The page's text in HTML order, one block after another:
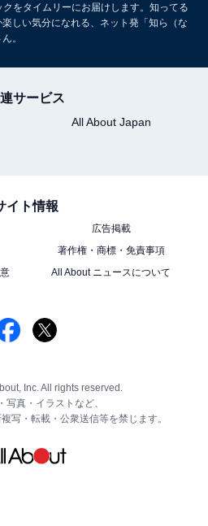
をタイムリーにお届けします。知ってる
しい気分になれる、ネット発「知ら（な
。
サービス
All About Japan
イト情報
広告掲載
著作権・商標・免責事項
All About ニュースについて
Inc. All rights reserved.
写真・イラストなど、
写・転載・公衆送信等を禁じます。